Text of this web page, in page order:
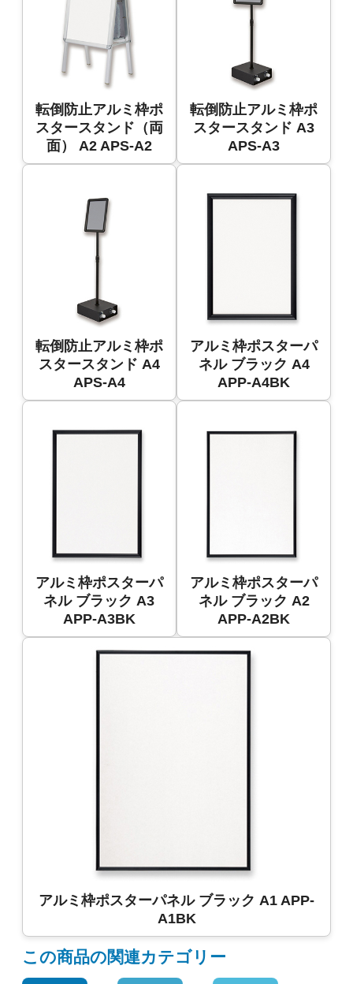
転倒防止アルミ枠ポ
スタースタンド（両
面） A2 APS-A2
転倒防止アルミ枠ポ
スタースタンド A3
APS-A3
転倒防止アルミ枠ポ
スタースタンド A4
APS-A4
アルミ枠ポスターパ
ネル ブラック A4
APP-A4BK
アルミ枠ポスターパ
ネル ブラック A3
APP-A3BK
アルミ枠ポスターパ
ネル ブラック A2
APP-A2BK
アルミ枠ポスターパネル ブラック A1 APP-
A1BK
この商品の関連カテゴリー